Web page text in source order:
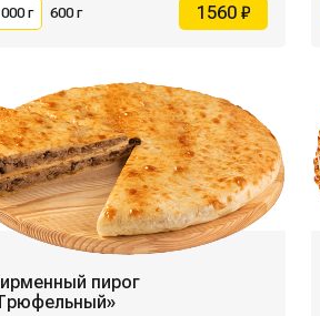
г 600 г 1560 ₽
пирог